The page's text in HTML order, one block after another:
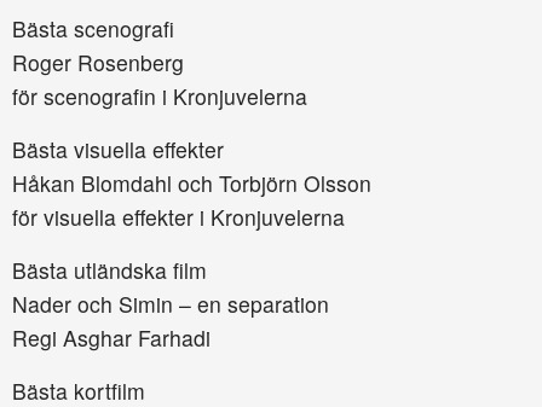
Bästa scenografi
Roger Rosenberg
för scenografin i Kronjuvelerna
Bästa visuella effekter
Håkan Blomdahl och Torbjörn Olsson
för visuella effekter i Kronjuvelerna
Bästa utländska film
Nader och Simin – en separation
Regi Asghar Farhadi
Bästa kortfilm